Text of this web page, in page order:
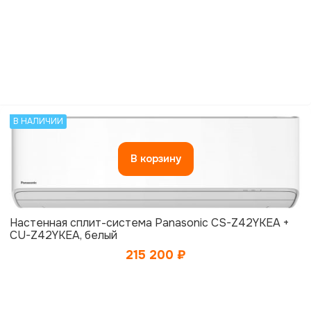
В НАЛИЧИИ
В корзину
Настенная сплит-система Panasonic CS-Z42YKEA +
CU-Z42YKEA, белый
215 200 ₽